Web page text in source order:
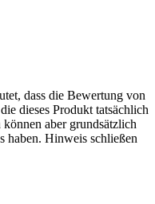
dass die Bewertung von
dieses Produkt tatsächlich
aber grundsätzlich
haben. Hinweis schließen